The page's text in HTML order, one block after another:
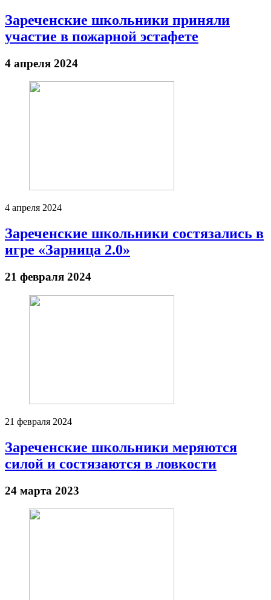
Зареченские школьники приняли
участие в пожарной эстафете
4 апреля 2024
4 апреля 2024
Зареченские школьники состязались в
игре «Зарница 2.0»
21 февраля 2024
21 февраля 2024
Зареченские школьники меряются
силой и состязаются в ловкости
24 марта 2023